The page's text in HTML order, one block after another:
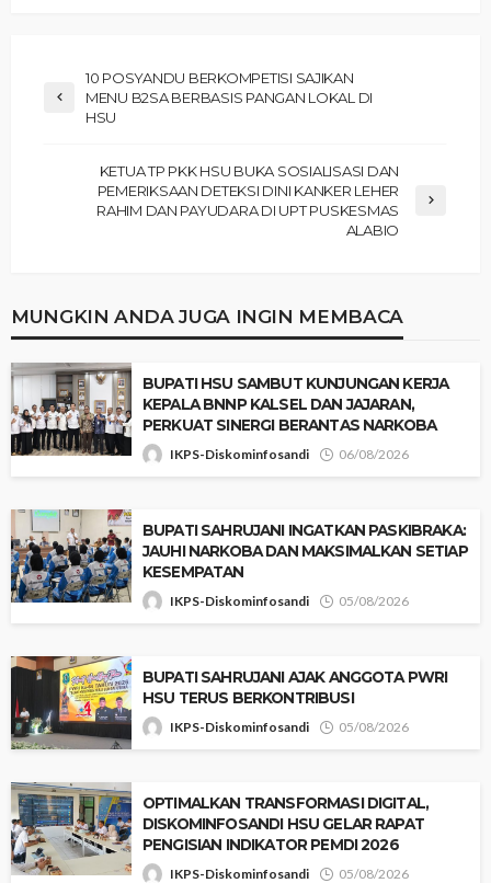
10 POSYANDU BERKOMPETISI SAJIKAN
MENU B2SA BERBASIS PANGAN LOKAL DI
HSU
KETUA TP PKK HSU BUKA SOSIALISASI DAN
PEMERIKSAAN DETEKSI DINI KANKER LEHER
RAHIM DAN PAYUDARA DI UPT PUSKESMAS
ALABIO
MUNGKIN ANDA JUGA INGIN MEMBACA
‎BUPATI HSU SAMBUT KUNJUNGAN KERJA
KEPALA BNNP KALSEL DAN JAJARAN,
PERKUAT SINERGI BERANTAS NARKOBA
IKPS-Diskominfosandi 06/08/2026
BUPATI SAHRUJANI INGATKAN PASKIBRAKA:
JAUHI NARKOBA DAN MAKSIMALKAN SETIAP
KESEMPATAN
IKPS-Diskominfosandi 05/08/2026
BUPATI SAHRUJANI AJAK ANGGOTA PWRI
HSU TERUS BERKONTRIBUSI
IKPS-Diskominfosandi 05/08/2026
‎OPTIMALKAN TRANSFORMASI DIGITAL,
DISKOMINFOSANDI HSU GELAR RAPAT
PENGISIAN INDIKATOR PEMDI 2026 ‎
IKPS-Diskominfosandi 05/08/2026